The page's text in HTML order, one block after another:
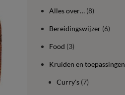
Alles over…(8)
Bereidingswijzer(6)
Food (3)
Kruiden en toepassingen
Curry's(7)